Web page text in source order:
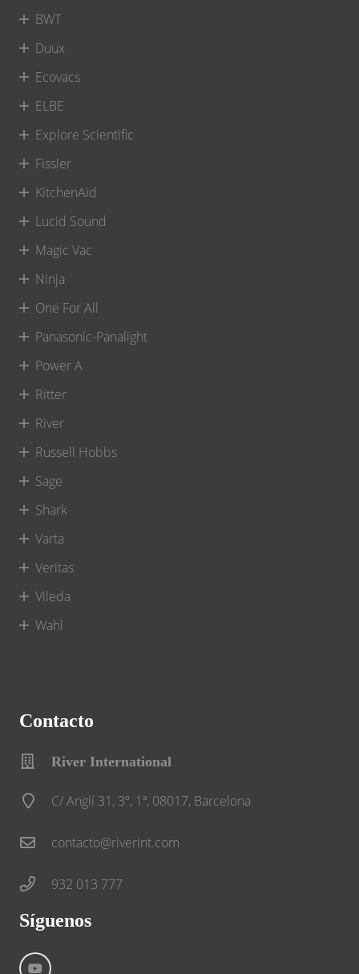
BWT
Duux
Ecovacs
ELBE
Explore Scientific
Fissler
KitchenAid
Lucid Sound
Magic Vac
Ninja
One For All
Panasonic-Panalight
Power A
Ritter
River
Russell Hobbs
Sage
Shark
Varta
Veritas
Vileda
Wahl
Contacto
River International
C/ Anglí 31, 3º, 1ª, 08017, Barcelona
contacto@riverint.com
932 013 777
Síguenos